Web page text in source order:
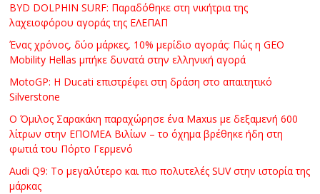
E
BYD DOLPHIN SURF: Παραδόθηκε στη νικήτρια της
λαχειοφόρου αγοράς της ΕΛΕΠΑΠ
Ένας χρόνος, δύο μάρκες, 10% μερίδιο αγοράς: Πώς η GEO
Mobility Hellas μπήκε δυνατά στην ελληνική αγορά
MotoGP: Η Ducati επιστρέφει στη δράση στο απαιτητικό
Silverstone
Ο Όμιλος Σαρακάκη παραχώρησε ένα Maxus με δεξαμενή 600
λίτρων στην ΕΠΟΜΕΑ Βιλίων – το όχημα βρέθηκε ήδη στη
φωτιά του Πόρτο Γερμενό
Audi Q9: Το μεγαλύτερο και πιο πολυτελές SUV στην ιστορία της
μάρκας